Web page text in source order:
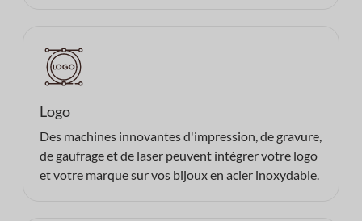
Logo
Des machines innovantes d'impression, de gravure,
de gaufrage et de laser peuvent intégrer votre logo
et votre marque sur vos bijoux en acier inoxydable.